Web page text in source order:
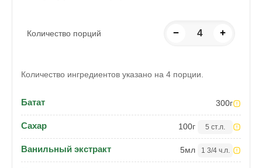
Количество порций − 4 +
Количество ингредиентов указано на 4 порции.
Батат 300г
Сахар 100г 5 ст.л.
Ванильный экстракт 5мл 1 3/4 ч.л.